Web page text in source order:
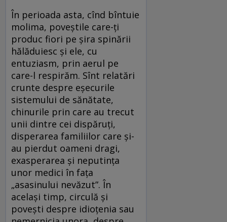
În perioada asta, cînd bîntuie
molima, poveștile care-ți
produc fiori pe șira spinării
hălăduiesc și ele, cu
entuziasm, prin aerul pe
care-l respirăm. Sînt relatări
crunte despre eșecurile
sistemului de sănătate,
chinurile prin care au trecut
unii dintre cei dispăruți,
disperarea familiilor care și-
au pierdut oameni dragi,
exasperarea și neputința
unor medici în fața
„asasinului nevăzut”. În
același timp, circulă și
povești despre idioțenia sau